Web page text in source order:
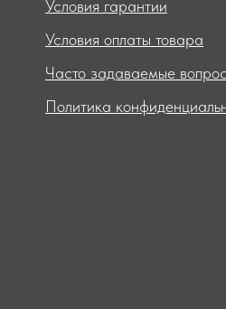
Условия гарантии
Условия оплаты товара
Часто задаваемые
Политика